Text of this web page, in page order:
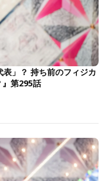
」？ 持ち前のフィジカ
』第295話